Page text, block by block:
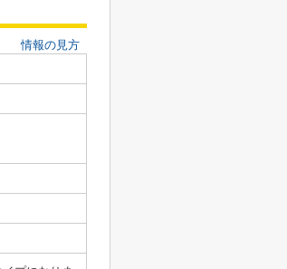
情報の見方